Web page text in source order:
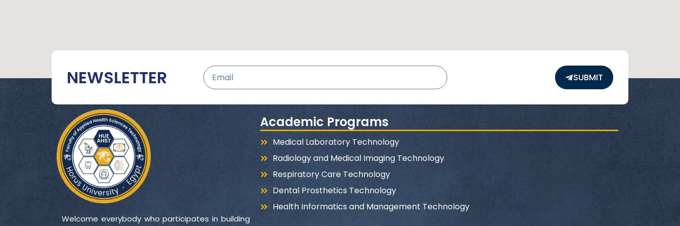
NEWSLETTER SUBMIT
Welcome everybody who participates in building
Academic Programs
Medical Laboratory Technology
Radiology and Medical Imaging Technology
Respiratory Care Technology
Dental Prosthetics Technology
Health Informatics and Management Technology